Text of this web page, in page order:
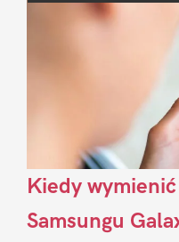
Kiedy
Samsungu